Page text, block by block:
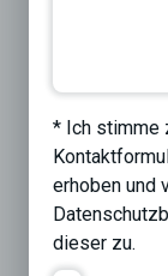
* Ich stimme
erhoben und
dieser zu.